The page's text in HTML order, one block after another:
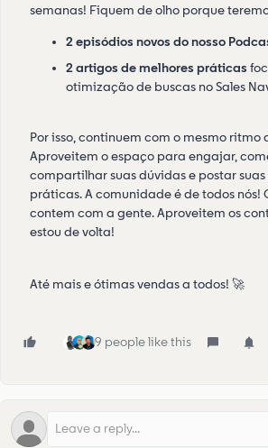
semanas! Fiquem de olho porque
2 episódios novos do nosso
2 artigos de melhores práticas
otimização de buscas no Sales
Por isso, continuem com o mesmo ritmo
Aproveitem o espaço para engajar,
compartilhar suas dúvidas e postar suas
práticas. A comunidade é de todos nós!
contem com a gente. Aproveitem os
estou de volta!
Até mais e ótimas vendas a todos! 🚀
9 people like this